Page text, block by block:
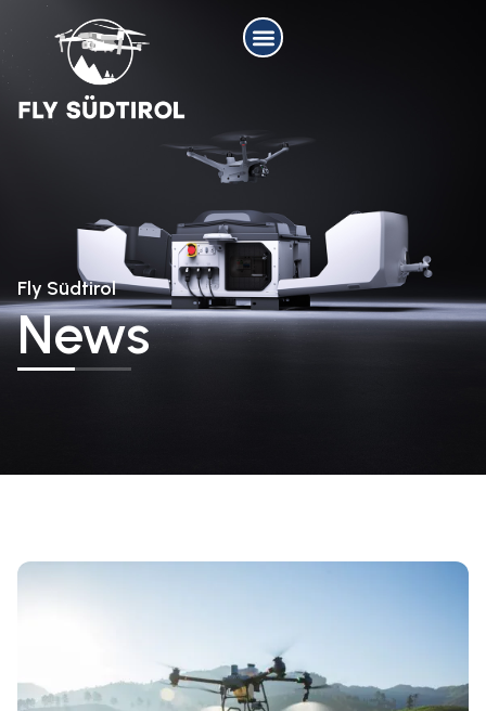
Fly Südtirol
News